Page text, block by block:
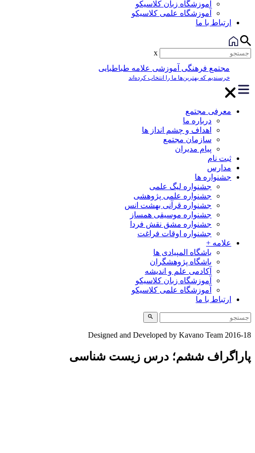
آموزشگاه زبان کلاسیکو
آموزشگاه علمی کلاسیکو
ارتباط با ما
x
مجتمع فرهنگی آموزشی علامه طباطبایی
خرسندیم که بهترین‌ها ما را انتخاب کرده‌اند
معرفی مجتمع
درباره ما
اهداف و چشم انداز ها
سازمان مجتمع
پیام مدیران
ثبت نام
مدارس
جشنواره ها
جشنواره لیگ علمی
جشنواره علمی پژوهشی
جشنواره قرآنی بهشت انس
جشنواره موسیقی همساز
جشنواره مشق نقش فردا
جشنواره اوقات فراغت
علامه +
باشگاه المپیادی ها
باشگاه پژوهشگران
آکادمی علم و اندیشه
آموزشگاه زبان کلاسیکو
آموزشگاه علمی کلاسیکو
ارتباط با ما
Designed and Developed by Kavano Team 2016-18
پاراگراف ششم؛ درس زیست شناسی